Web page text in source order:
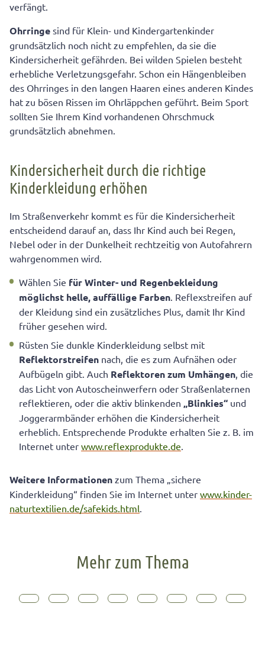
verfängt.
Ohrringe sind für Klein- und Kindergartenkinder
grundsätzlich noch nicht zu empfehlen, da sie die
Kindersicherheit gefährden. Bei wilden Spielen besteht
erhebliche Verletzungsgefahr. Schon ein Hängenbleiben
des Ohrringes in den langen Haaren eines anderen Kindes
hat zu bösen Rissen im Ohrläppchen geführt. Beim Sport
sollten Sie Ihrem Kind vorhandenen Ohrschmuck
grundsätzlich abnehmen.
Kindersicherheit durch die richtige
Kinderkleidung erhöhen
Im Straßenverkehr kommt es für die Kindersicherheit
entscheidend darauf an, dass Ihr Kind auch bei Regen,
Nebel oder in der Dunkelheit rechtzeitig von Autofahrern
wahrgenommen wird.
Wählen Sie für Winter- und Regenbekleidung
möglichst helle, auffällige Farben. Reflexstreifen auf
der Kleidung sind ein zusätzliches Plus, damit Ihr Kind
früher gesehen wird.
Rüsten Sie dunkle Kinderkleidung selbst mit
Reflektorstreifen nach, die es zum Aufnähen oder
Aufbügeln gibt. Auch Reflektoren zum Umhängen, die
das Licht von Autoscheinwerfern oder Straßenlaternen
reflektieren, oder die aktiv blinkenden „Blinkies“ und
Joggerarmbänder erhöhen die Kindersicherheit
erheblich. Entsprechende Produkte erhalten Sie z. B. im
Internet unter www.reflexprodukte.de.
Weitere Informationen zum Thema „sichere
Kinderkleidung“ finden Sie im Internet unter www.kinder-
naturtextilien.de/safekids.html.
Mehr zum Thema